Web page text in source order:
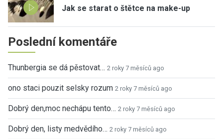
Jak se starat o štětce na make-up
Poslední komentáře
Thunbergia se dá pěstovat… 2 roky 7 měsíců ago
ono staci pouzit selsky rozum 2 roky 7 měsíců ago
Dobrý den,moc nechápu tento… 2 roky 7 měsíců ago
Dobrý den, listy medvědího… 2 roky 7 měsíců ago